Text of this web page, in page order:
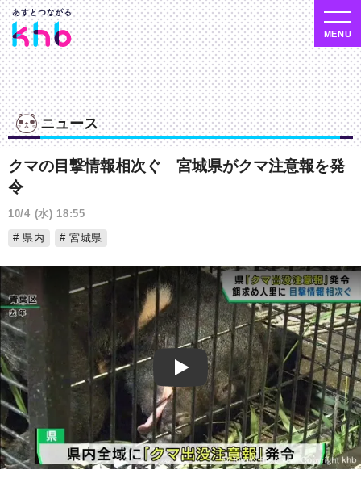
ニュース
クマの目撃情報相次ぐ 宮城県がクマ注意報を発
令
10/4 (水) 18:55
県内
宮城県
Play